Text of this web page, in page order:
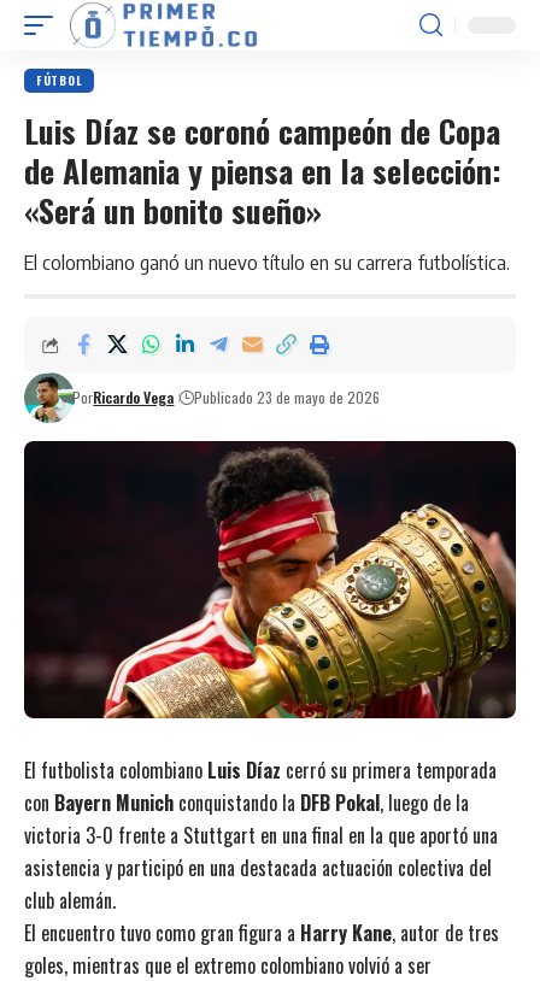
FÚTBOL
Luis Díaz se coronó campeón de Copa
de Alemania y piensa en la selección:
«Será un bonito sueño»
El colombiano ganó un nuevo título en su carrera futbolística.
PorRicardo Vega Publicado 23 de mayo de 2026
El futbolista colombiano Luis Díaz cerró su primera temporada
con Bayern Munich conquistando la DFB Pokal, luego de la
victoria 3-0 frente a Stuttgart en una final en la que aportó una
asistencia y participó en una destacada actuación colectiva del
club alemán.
El encuentro tuvo como gran figura a Harry Kane, autor de tres
goles, mientras que el extremo colombiano volvió a ser